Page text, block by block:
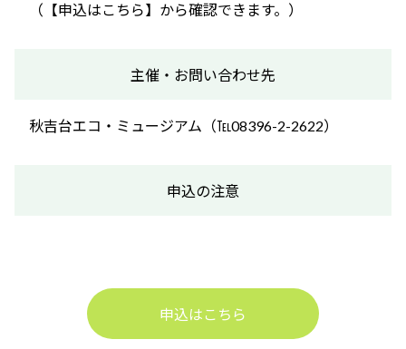
（【申込はこちら】から確認できます。）
主催・お問い合わせ先
秋吉台エコ・ミュージアム（℡08396-2-2622）
申込の注意
申込はこちら